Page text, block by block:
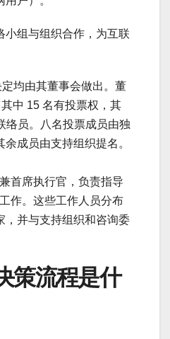
小组与组织合作，为互联
均由其董事会做出。董
中 15 名有投票权，其
络员。八名投票成员由独
成员由支持组织提名。
首席执行官，负责指导
作。这些工作人员分布
，并与支持组织和咨询委
策流程是什